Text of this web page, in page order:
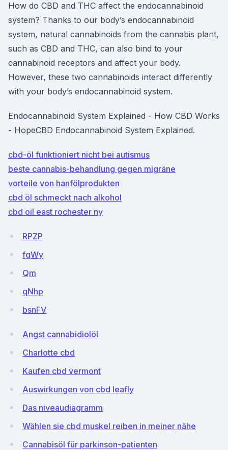
How do CBD and THC affect the endocannabinoid
system? Thanks to our body’s endocannabinoid
system, natural cannabinoids from the cannabis plant,
such as CBD and THC, can also bind to your
cannabinoid receptors and affect your body.
However, these two cannabinoids interact differently
with your body’s endocannabinoid system.
Endocannabinoid System Explained - How CBD Works
- HopeCBD Endocannabinoid System Explained.
cbd-öl funktioniert nicht bei autismus
beste cannabis-behandlung gegen migräne
vorteile von hanfölprodukten
cbd öl schmeckt nach alkohol
cbd oil east rochester ny
RPZP
fgWy
Qm
qNhp
bsnFV
Angst cannabidiolöl
Charlotte cbd
Kaufen cbd vermont
Auswirkungen von cbd leafly
Das niveaudiagramm
Wählen sie cbd muskel reiben in meiner nähe
Cannabisöl für parkinson-patienten